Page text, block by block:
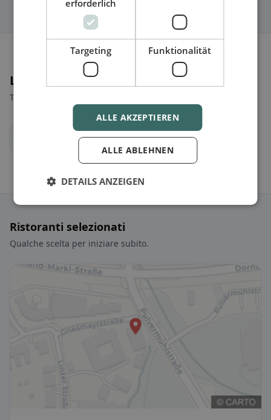
Luoghi nelle vicinanze
Trova il luogo giusto per la tua ricerca di ristoranti.
Ristoranti selezionati
Qualche scelta per iniziare subito.
erforderlich
Targeting Funktionalität
ALLE AKZEPTIEREN
ALLE ABLEHNEN
DETAILS ANZEIGEN